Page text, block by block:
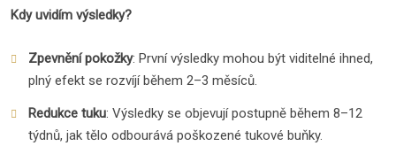
Kdy uvidím výsledky?
Zpevnění pokožky: První výsledky mohou být viditelné ihned,
plný efekt se rozvíjí během 2–3 měsíců.
Redukce tuku: Výsledky se objevují postupně během 8–12
týdnů, jak tělo odbourává poškozené tukové buňky.